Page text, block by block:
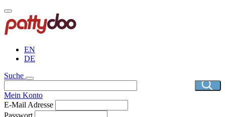
Direkt
zum
Inhalt
EN
DE
Suche
Mein Konto
E-Mail Adresse
Passwort